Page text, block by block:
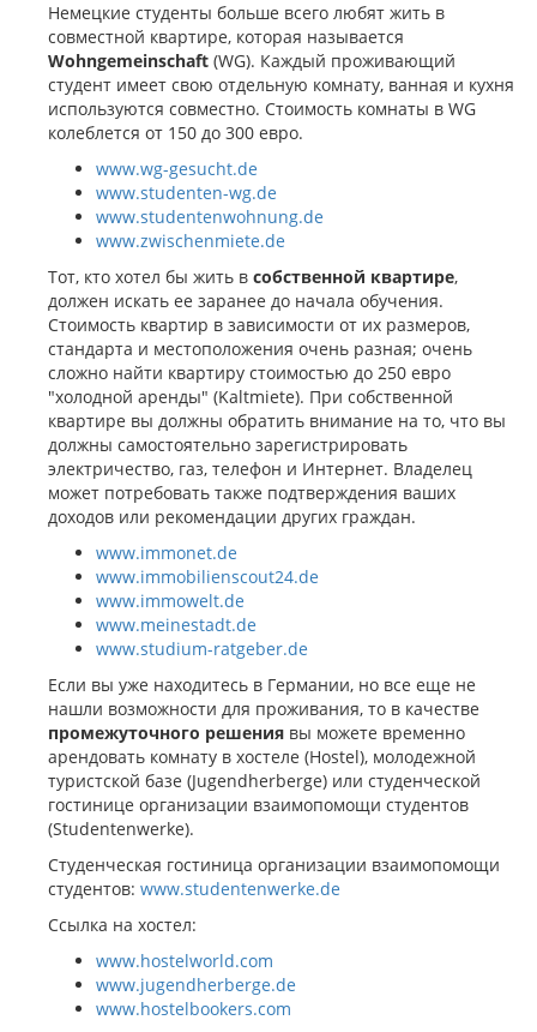
Немецкие студенты больше всего любят жить в
совместной квартире, которая называется
Wohngemeinschaft (WG). Каждый проживающий
студент имеет свою отдельную комнату, ванная и кухня
используются совместно. Стоимость комнаты в WG
колеблется от 150 до 300 евро.
www.wg-gesucht.de
www.studenten-wg.de
www.studentenwohnung.de
www.zwischenmiete.de
Тот, кто хотел бы жить в собственной квартире,
должен искать ее заранее до начала обучения.
Стоимость квартир в зависимости от их размеров,
стандарта и местоположения очень разная; очень
сложно найти квартиру стоимостью до 250 евро
"холодной аренды" (Kaltmiete). При собственной
квартире вы должны обратить внимание на то, что вы
должны самостоятельно зарегистрировать
электричество, газ, телефон и Интернет. Владелец
может потребовать также подтверждения ваших
доходов или рекомендации других граждан.
www.immonet.de
www.immobilienscout24.de
www.immowelt.de
www.meinestadt.de
www.studium-ratgeber.de
Если вы уже находитесь в Германии, но все еще не
нашли возможности для проживания, то в качестве
промежуточного решения вы можете временно
арендовать комнату в хостеле (Hostel), молодежной
туристской базе (Jugendherberge) или студенческой
гостинице организации взаимопомощи студентов
(Studentenwerke).
Студенческая гостиница организации взаимопомощи
студентов: www.studentenwerke.de
Ссылка на хостел:
www.hostelworld.com
www.jugendherberge.de
www.hostelbookers.com